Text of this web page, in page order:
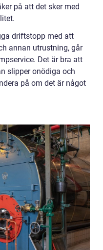
på att det sker med
driftstopp med att
annan utrustning, går
Det är bra att
slipper onödiga och
på om det är något